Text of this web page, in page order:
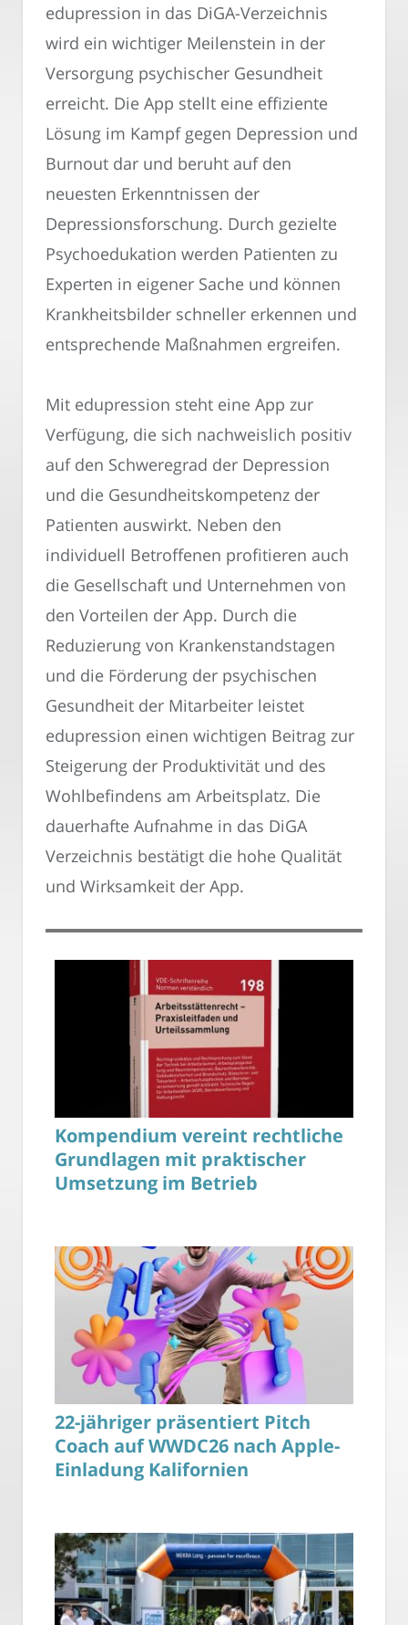
edupression in das DiGA-Verzeichnis
wird ein wichtiger Meilenstein in der
Versorgung psychischer Gesundheit
erreicht. Die App stellt eine effiziente
Lösung im Kampf gegen Depression und
Burnout dar und beruht auf den
neuesten Erkenntnissen der
Depressionsforschung. Durch gezielte
Psychoedukation werden Patienten zu
Experten in eigener Sache und können
Krankheitsbilder schneller erkennen und
entsprechende Maßnahmen ergreifen.
Mit edupression steht eine App zur
Verfügung, die sich nachweislich positiv
auf den Schweregrad der Depression
und die Gesundheitskompetenz der
Patienten auswirkt. Neben den
individuell Betroffenen profitieren auch
die Gesellschaft und Unternehmen von
den Vorteilen der App. Durch die
Reduzierung von Krankenstandstagen
und die Förderung der psychischen
Gesundheit der Mitarbeiter leistet
edupression einen wichtigen Beitrag zur
Steigerung der Produktivität und des
Wohlbefindens am Arbeitsplatz. Die
dauerhafte Aufnahme in das DiGA
Verzeichnis bestätigt die hohe Qualität
und Wirksamkeit der App.
Kompendium vereint rechtliche
Grundlagen mit praktischer
Umsetzung im Betrieb
22-jähriger präsentiert Pitch
Coach auf WWDC26 nach Apple-
Einladung Kalifornien